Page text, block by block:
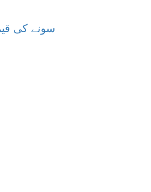
سونے کی قیمت میں